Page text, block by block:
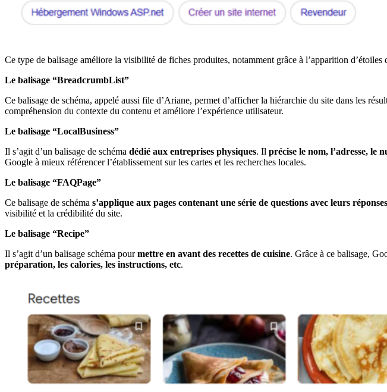
Ce type de balisage améliore la visibilité de fiches produites, notamment grâce à l’apparition
Le balisage “BreadcrumbList”
Ce balisage de schéma, appelé aussi file d’Ariane, permet d’afficher la hiérarchie du site dans les
compréhension du contexte du contenu et améliore l’expérience utilisateur.
Le balisage “LocalBusiness”
Il s’agit d’un balisage de schéma dédié aux entreprises physiques. Il précise le nom, l’adresse, le
Google à mieux référencer l’établissement sur les cartes et les recherches locales.
Le balisage “FAQPage”
Ce balisage de schéma s’applique aux pages contenant une série de questions avec leurs réponses
visibilité et la crédibilité du site.
Le balisage “Recipe”
Il s’agit d’un balisage schéma pourmettre en avant des recettes de cuisine. Grâce à ce balisage,
préparation, les calories, les instructions, etc.